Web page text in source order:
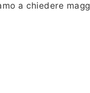
a chiedere